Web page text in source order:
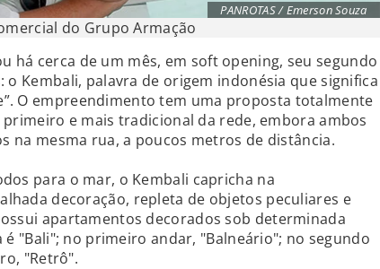
PANROTAS / Emerson Souza
do Grupo Armação
há cerca de um mês, em soft opening, seu segundo
o Kembali, palavra de origem indonésia que significa
O empreendimento tem uma proposta totalmente
e mais tradicional da rede, embora ambos
na mesma rua, a poucos metros de distância.
para o mar, o Kembali capricha na
decoração, repleta de objetos peculiares e
apartamentos decorados sob determinada
"Bali"; no primeiro andar, "Balneário"; no segundo
"Retrô".